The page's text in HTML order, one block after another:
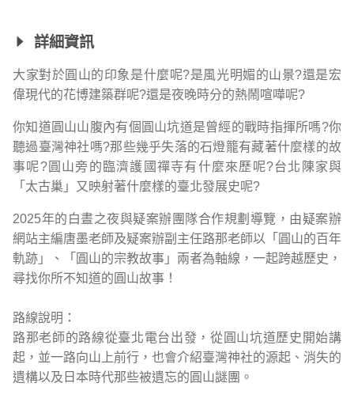
詳細資訊
大家對於圓山的印象是什麼呢?是風光明媚的山景?還是宏
偉現代的花博建築群呢?還是夜晚時分的熱鬧喧嘩呢?
你知道圓山山腹內有個圓山坑道是曾經的戰時指揮所嗎?你
聽過臺灣神社嗎?那些幾乎失落的石燈籠有藏著什麼樣的故
事呢?圓山旁的臨濟護國禪寺有什麼來歷呢?台北陳家與
「太古巢」又映射著什麼樣的臺北發展史呢?
2025年的白晝之夜與疑案辦團隊合作規劃導覽，由疑案辦
網站主編唐墨老師及疑案辦副主任路那老師以「圓山的百年
軌跡」、「圓山的宗教故事」兩者為軸線，一起跨越歷史，
尋找你所不知道的圓山故事！
路線說明：
路那老師的路線從臺北電台出發，從圓山坑道歷史開始講
起，並一路向山上前行，也會介紹臺灣神社的源起、消失的
遺構以及日本時代那些被遺忘的圓山謎團。